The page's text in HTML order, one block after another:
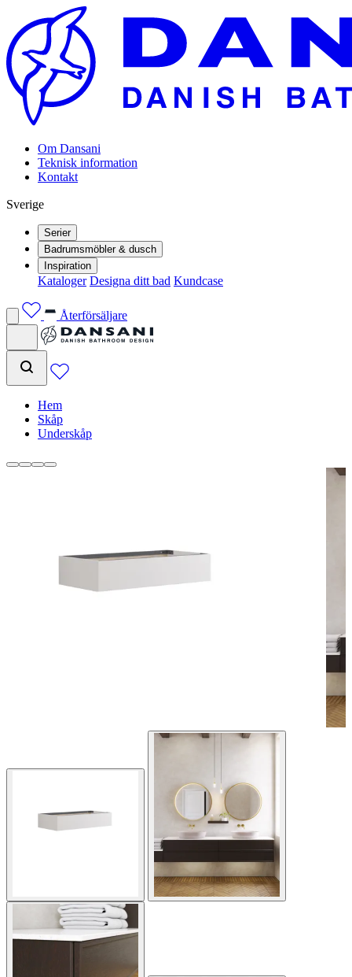
Om Dansani
Teknisk information
Kontakt
Sverige
Serier
Badrumsmöbler & dusch
Inspiration
Kataloger Designa ditt bad Kundcase
Återförsäljare
Hem
Skåp
Underskåp